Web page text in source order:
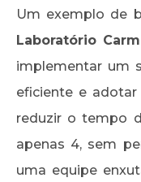
Um exemplo de
Laboratório
implementar um
eficiente e adotar
reduzir o tempo
apenas 4, sem
uma equipe